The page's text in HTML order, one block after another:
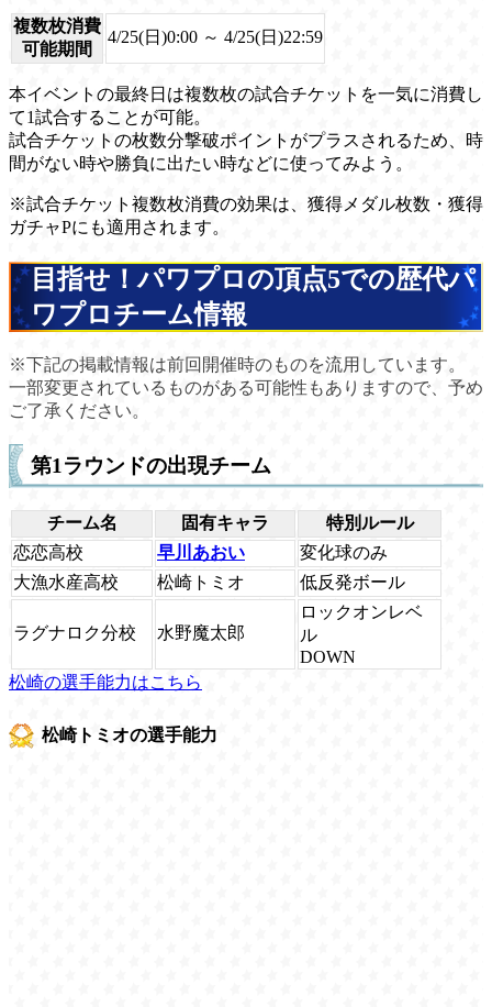
複数枚消費
可能期間
4/25(日)0:00 ～ 4/25(日)22:59
本イベントの最終日は複数枚の試合チケットを一気に消費し
て1試合することが可能。
試合チケットの枚数分撃破ポイントがプラスされるため、時
間がない時や勝負に出たい時などに使ってみよう。
※試合チケット複数枚消費の効果は、獲得メダル枚数・獲得
ガチャPにも適用されます。
目指せ！パワプロの頂点5での歴代パ
ワプロチーム情報
※下記の掲載情報は前回開催時のものを流用しています。
一部変更されているものがある可能性もありますので、予め
ご了承ください。
第1ラウンドの出現チーム
チーム名 固有キャラ
特別ルール
恋恋高校
早川あおい
変化球のみ
大漁水産高校
松崎トミオ 低反発ボール
ラグナロク分校 水野魔太郎
ロックオンレベ
ル
DOWN
松崎の選手能力はこちら
松崎トミオの選手能力